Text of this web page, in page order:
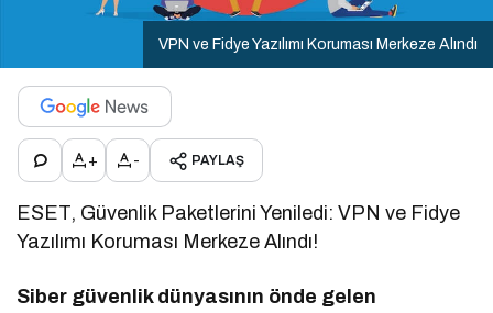
VPN ve Fidye Yazılımı Koruması Merkeze Alındı
+ - PAYLAŞ
ESET, Güvenlik Paketlerini Yeniledi: VPN ve Fidye
Yazılımı Koruması Merkeze Alındı!
Siber güvenlik dünyasının önde gelen